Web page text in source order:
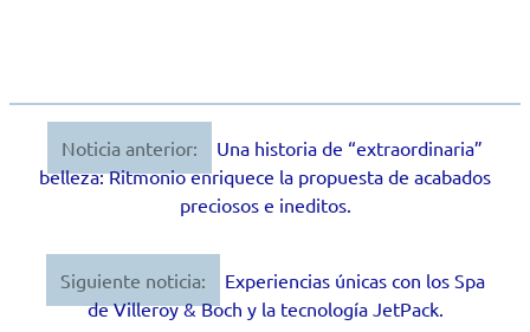
Navegación
Noticia anterior:
Una historia de “extraordinaria”
belleza: Ritmonio enriquece la propuesta de acabados
preciosos e ineditos.
Siguiente noticia:
Experiencias únicas con los Spa
de Villeroy & Boch y la tecnología JetPack.